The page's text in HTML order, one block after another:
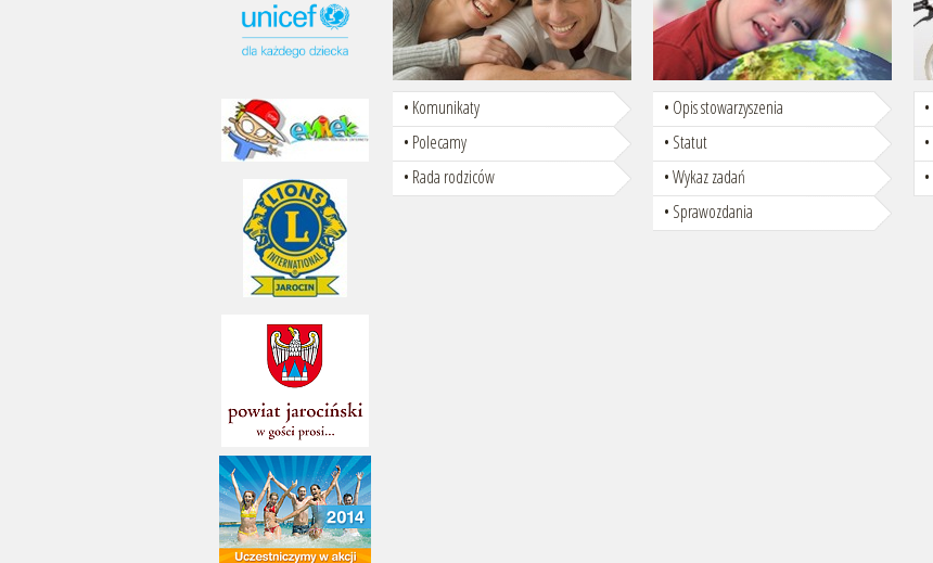
Komunikaty
Polecamy
Rada rodziców
Opis stowarzyszenia
Statut
Wykaz zadań
Sprawozdania